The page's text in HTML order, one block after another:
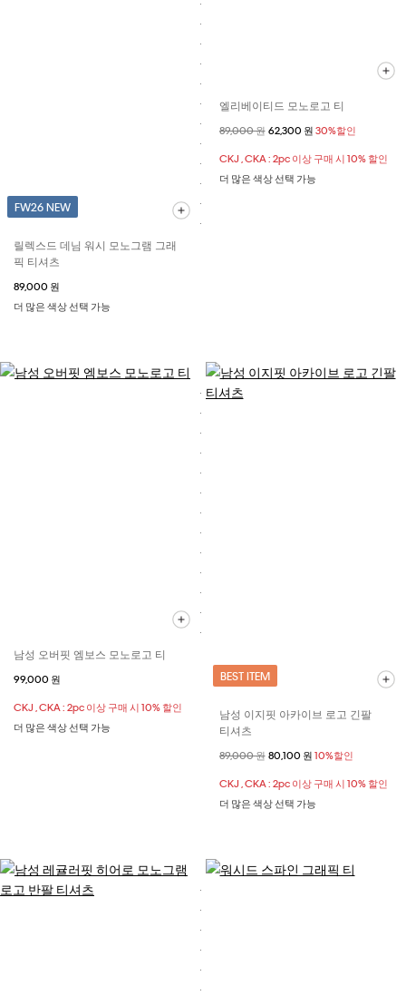
FW26 NEW
릴렉스드 데님 워시 모노그램 그래
픽 티셔츠
89,000 원
더 많은 색상 선택 가능
엘리베이티드 모노로고 티
할인 전 가격
89,000 원할인된 가격
62,300 원 30%할인
CKJ , CKA : 2pc 이상 구매 시 10% 할인
더 많은 색상 선택 가능
남성 오버핏 엠보스 모노로고 티
99,000 원
CKJ , CKA : 2pc 이상 구매 시 10% 할인
더 많은 색상 선택 가능
BEST ITEM
남성 이지핏 아카이브 로고 긴팔
티셔츠
할인 전 가격
89,000 원할인된 가격
80,100 원 10%할인
CKJ , CKA : 2pc 이상 구매 시 10% 할인
더 많은 색상 선택 가능